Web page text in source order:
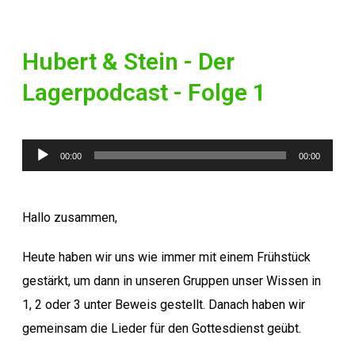
Hubert & Stein - Der
Lagerpodcast - Folge 1
Audio-
Player
00:00 00:00
Hallo zusammen,
Heute haben wir uns wie immer mit einem Frühstück
gestärkt, um dann in unseren Gruppen unser Wissen in
1, 2 oder 3 unter Beweis gestellt. Danach haben wir
gemeinsam die Lieder für den Gottesdienst geübt.